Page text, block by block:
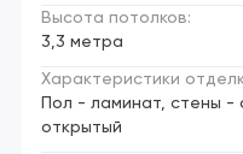
Высота потолков:
3,3 метра
Характеристики
Пол - ламинат, стены -
открытый